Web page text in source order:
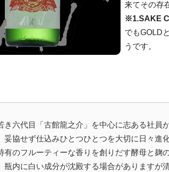
来てその存
※1.SAKE
でもGOLD
うです。
き六代目「古館龍之介」を中心に志ある社員
妥協せず仕込みひとつひとつを大切に日々進
有のフルーティーな香りを創りだす酵母と麹
瓶内に白い成分が沈殿する場合がありますが